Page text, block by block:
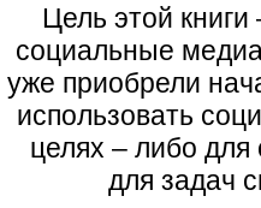
Цель этой
социальные
уже приобрели
использовать
целях – либо
для задач